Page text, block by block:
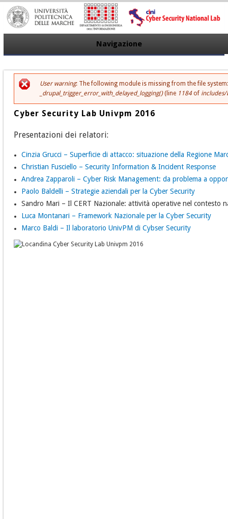
Navigazione
Messaggio di errore
User warning: The following module is missing from the file
_drupal_trigger_error_with_delayed_logging()(line 1184of includes/
Cyber Security Lab Univpm 2016
Presentazioni dei relatori:
Cinzia Grucci – Superficie di attacco: situazione della Regione
Christian Fusciello – Security Information & Incident Response
Andrea Zapparoli – Cyber Risk Management: da problema a
Paolo Baldelli – Strategie aziendali per la Cyber Security
Sandro Mari – Il CERT Nazionale: attività operative nel contesto
Luca Montanari – Framework Nazionale per la Cyber Security
Marco Baldi – Il laboratorio UnivPM di Cybser Security